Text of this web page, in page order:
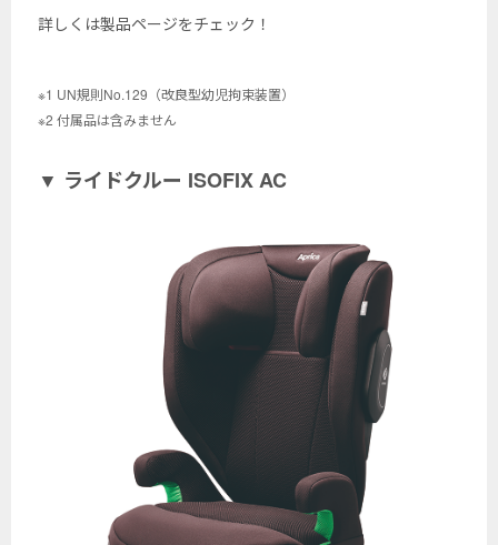
詳しくは製品ページをチェック！
※1 UN規則No.129（改良型幼児拘束装置）
※2 付属品は含みません
▼ ライドクルー ISOFIX AC